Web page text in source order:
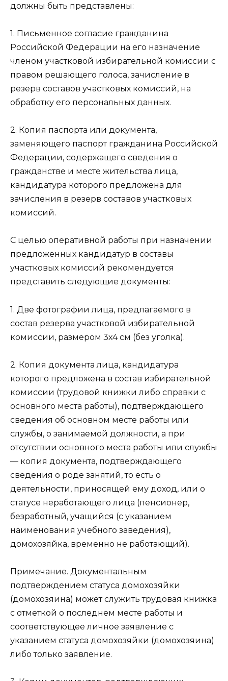
должны быть представлены:
1. Письменное согласие гражданина
Российской Федерации на его назначение
членом участковой избирательной комиссии с
правом решающего голоса, зачисление в
резерв составов участковых комиссий, на
обработку его персональных данных.
2. Копия паспорта или документа,
заменяющего паспорт гражданина Российской
Федерации, содержащего сведения о
гражданстве и месте жительства лица,
кандидатура которого предложена для
зачисления в резерв составов участковых
комиссий.
С целью оперативной работы при назначении
предложенных кандидатур в составы
участковых комиссий рекомендуется
представить следующие документы:
1. Две фотографии лица, предлагаемого в
состав резерва участковой избирательной
комиссии, размером 3х4 см (без уголка).
2. Копия документа лица, кандидатура
которого предложена в состав избирательной
комиссии (трудовой книжки либо справки с
основного места работы), подтверждающего
сведения об основном месте работы или
службы, о занимаемой должности, а при
отсутствии основного места работы или службы
— копия документа, подтверждающего
сведения о роде занятий, то есть о
деятельности, приносящей ему доход, или о
статусе неработающего лица (пенсионер,
безработный, учащийся (с указанием
наименования учебного заведения),
домохозяйка, временно не работающий).
Примечание. Документальным
подтверждением статуса домохозяйки
(домохозяина) может служить трудовая книжка
с отметкой о последнем месте работы и
соответствующее личное заявление с
указанием статуса домохозяйки (домохозяина)
либо только заявление.